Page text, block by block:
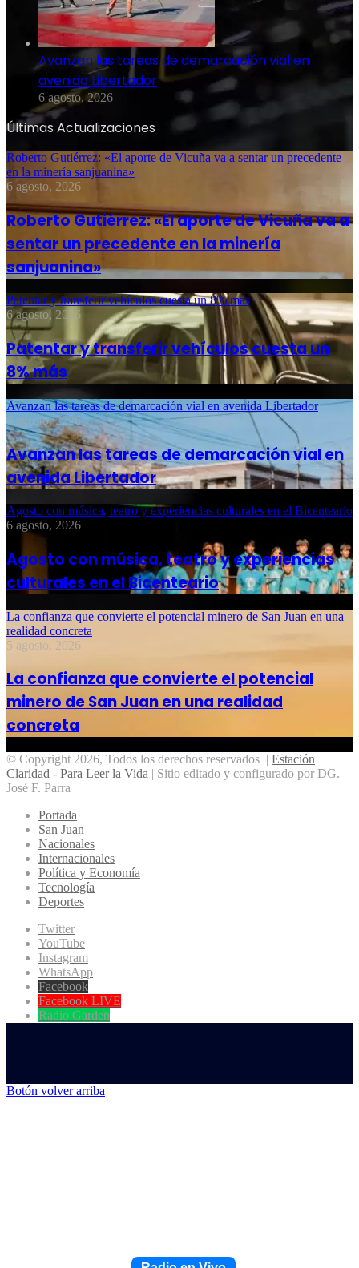
Avanzan las tareas de demarcación vial en
avenida Libertador
6 agosto, 2026
Últimas Actualizaciones
Roberto Gutiérrez: «El aporte de Vicuña va a sentar un precedente
en la minería sanjuanina»
6 agosto, 2026
Roberto Gutiérrez: «El aporte de Vicuña va a
sentar un precedente en la minería
sanjuanina»
Patentar y transferir vehículos cuesta un 8% más
6 agosto, 2026
Patentar y transferir vehículos cuesta un
8% más
Avanzan las tareas de demarcación vial en avenida Libertador
6 agosto, 2026
Avanzan las tareas de demarcación vial en
avenida Libertador
Agosto con música, teatro y experiencias culturales en el Bicenteario
6 agosto, 2026
Agosto con música, teatro y experiencias
culturales en el Bicenteario
La confianza que convierte el potencial minero de San Juan en una
realidad concreta
5 agosto, 2026
La confianza que convierte el potencial
minero de San Juan en una realidad
concreta
© Copyright 2026, Todos los derechos reservados | Estación
Claridad - Para Leer la Vida | Sitio editado y configurado por DG.
José F. Parra
Portada
San Juan
Nacionales
Internacionales
Política y Economía
Tecnología
Deportes
Twitter
YouTube
Instagram
WhatsApp
Facebook
Facebook LIVE
Radio Garden
Botón volver arriba